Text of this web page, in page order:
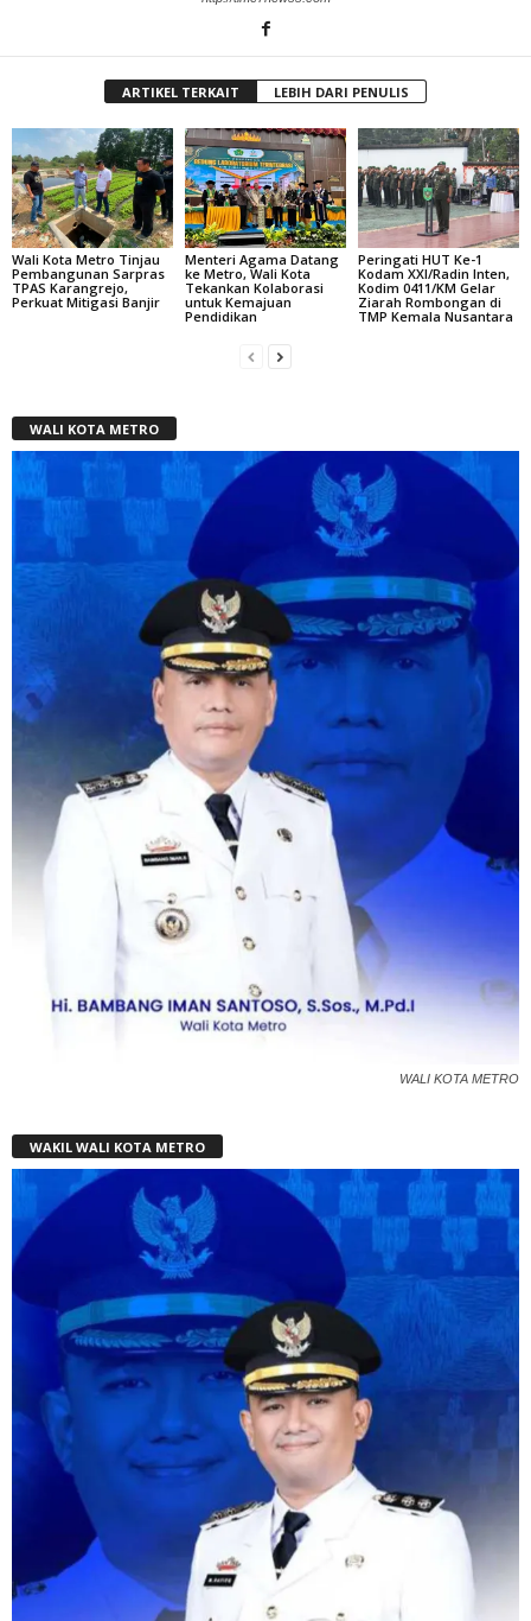
ARTIKEL TERKAIT LEBIH DARI PENULIS
Wali Kota Metro Tinjau
Pembangunan Sarpras
TPAS Karangrejo,
Perkuat Mitigasi Banjir
Menteri Agama Datang
ke Metro, Wali Kota
Tekankan Kolaborasi
untuk Kemajuan
Pendidikan
Peringati HUT Ke-1
Kodam XXI/Radin Inten,
Kodim 0411/KM Gelar
Ziarah Rombongan di
TMP Kemala Nusantara
WALI KOTA METRO
WALI KOTA METRO
WAKIL WALI KOTA METRO